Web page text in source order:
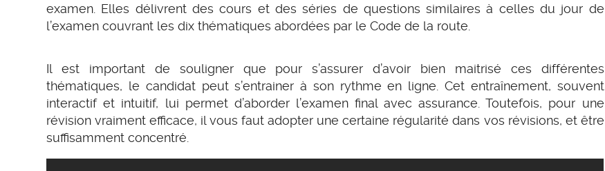
examen. Elles délivrent des cours et des séries de questions similaires à celles du jour de
l’examen couvrant les dix thématiques abordées par le Code de la route.
Il est important de souligner que pour s’assurer d’avoir bien maitrisé ces différentes
thématiques, le candidat peut s’entrainer à son rythme en ligne. Cet entraînement, souvent
interactif et intuitif, lui permet d’aborder l’examen final avec assurance. Toutefois, pour une
révision vraiment efficace, il vous faut adopter une certaine régularité dans vos révisions, et être
suffisamment concentré.